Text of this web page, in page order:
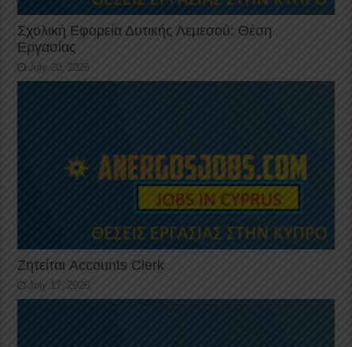
Σχολική Εφορεία Δυτικής Λεμεσού: Θέση
Εργασίας
July 20, 2026
Ζητείται Accounts Clerk
July 17, 2026